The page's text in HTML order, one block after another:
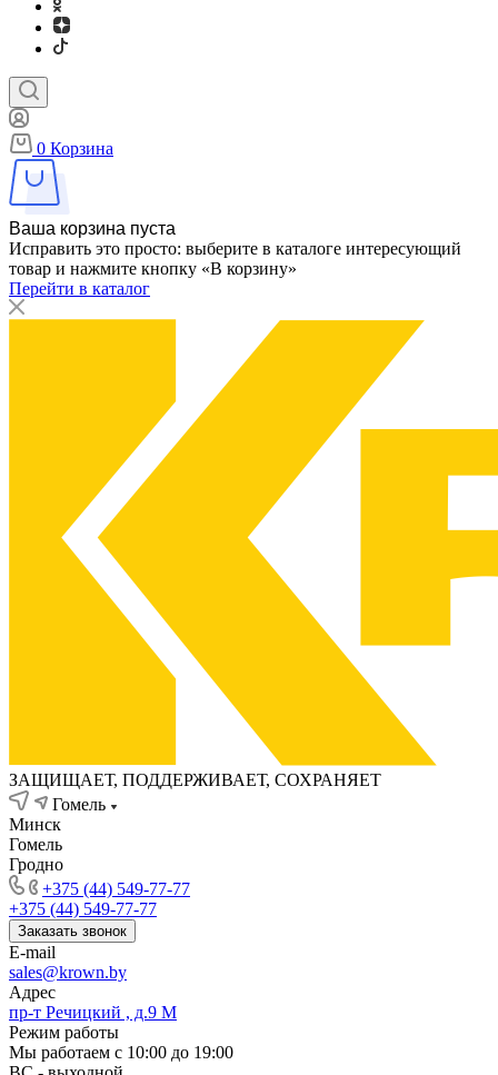
0 Корзина
Ваша корзина пуста
Исправить это просто: выберите в каталоге интересующий
товар и нажмите кнопку «В корзину»
Перейти в каталог
ЗАЩИЩАЕТ, ПОДДЕРЖИВАЕТ, СОХРАНЯЕТ
Гомель
Минск
Гомель
Гродно
+375 (44) 549-77-77
+375 (44) 549-77-77
Заказать звонок
E-mail
sales@krown.by
Адрес
пр-т Речицкий , д.9 М
Режим работы
Мы работаем с 10:00 до 19:00